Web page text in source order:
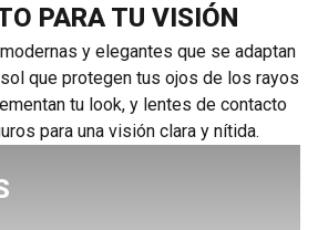
PARA TU VISIÓN
y elegantes que se adaptan
que protegen tus ojos de los rayos
tu look, y lentes de contacto
para una visión clara y nítida.